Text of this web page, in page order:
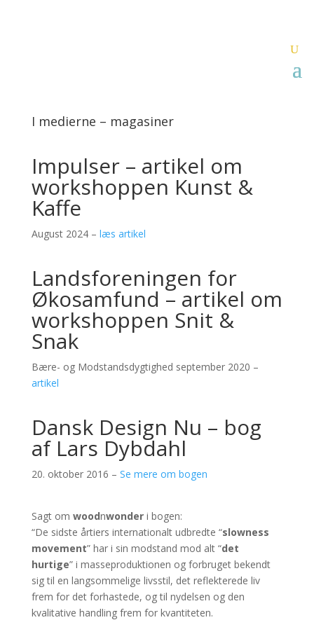
I medierne – magasiner
Impulser – artikel om
workshoppen Kunst &
Kaffe
August 2024 – læs artikel
Landsforeningen for
Økosamfund – artikel om
workshoppen Snit &
Snak
Bære- og Modstandsdygtighed september 2020 –
artikel
Dansk Design Nu – bog
af Lars Dybdahl
20. oktober 2016 – Se mere om bogen
Sagt om woodnwonderi bogen:
“De sidste årtiers internationalt udbredte “slowness
movement” har i sin modstand mod alt “det
hurtige” i masseproduktionen og forbruget bekendt
sig til en langsommelige livsstil, det reflekterede liv
frem for det forhastede, og til nydelsen og den
kvalitative handling frem for kvantiteten.